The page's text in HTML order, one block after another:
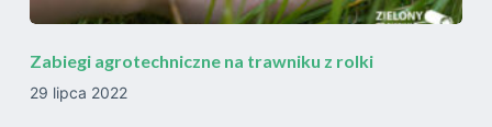
Zabiegi agrotechniczne na trawniku z rolki
29 lipca 2022